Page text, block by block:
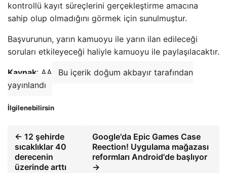
kontrollü kayıt süreçlerini gerçekleştirme amacına
sahip olup olmadığını görmek için sunulmuştur.
Başvurunun, yarın kamuoyu ile yarın ilan edileceği
soruları etkileyeceği haliyle kamuoyu ile paylaşılacaktır.
Kaynak: AA
Bu içerik doğum akbayır tarafından
yayınlandı
İlgilenebilirsin
← 12 şehirde
sıcaklıklar 40
derecenin
üzerinde arttı
Google'da Epic Games Case
Reection! Uygulama mağazası
reformları Android'de başlıyor
→